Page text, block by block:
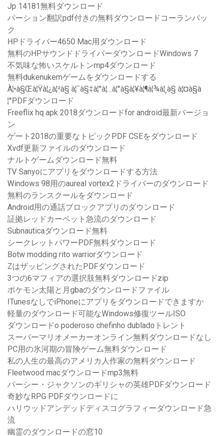
Jp 14181無料ダウンロード
パーション翻訳pdf付きの無料ダウンロードコーランパッ
ク
HPドライバー4650 Mac用ダウンロード
無料のHPサウンドドライバーダウンロードWindows 7
不気味な怖いスケルトンmp4ダウンロード
無料dukenukemゲームをダウンロードする
À¦•à§Œà¦Ÿà¦¿à¦²à§ à¦¯à§‡à¦°à¦…à¦°à§à¦¥à¦¶à¦¾à¦¸à§ à¦¤à§à
¦°PDFダウンロード
Freeflix hq apk 2018ダウンロードfor android最新バージョ
ン
ゲート2018の重要なトピックPDF CSEをダウンロード
Xvdf更新ファイルのダウンロード
ナルトゲームダウンロード無料
TV Sanyoにアプリをダウンロードする方法
Windows 98用のaureal vortex2ドライバーのダウンロード
無料のランスクールをダウンロード
Android用の通話ブロックアプリのダウンロード
証拠レッドカーペット急流のダウンロード
Subnauticaダウンロード無料
シークレットパワーPDF無料ダウンロード
Botw modding rito warriorダウンロード
ZはザッピングされたPDFダウンロード
3つの6マフィアの選択肢無料ダウンロードzip
ポケモン太陽と月gbaのダウンロードファイル
ITunesなしでiPhoneにアプリをダウンロードできますか
軽量のダウンロード可能なWindows修復ツールISO
ダウンロードo poderoso chefinho dubladoトレント
スーパーマリオメーカーオンライン無料ダウンロードなし
PC用の氷河期の冒険ゲーム無料ダウンロード
私の人生の最高のアメリカ人作家の無料ダウンロード
Fleetwood macダウンロードmp3無料
パーシー・ジャクソンのギリシャの英雄PDFダウンロード
奇妙なRPG PDFダウンロードに
ハリウッドアンデッドディスコグラフィーダウンロード急
流
幽霊のダウンロードの窓10